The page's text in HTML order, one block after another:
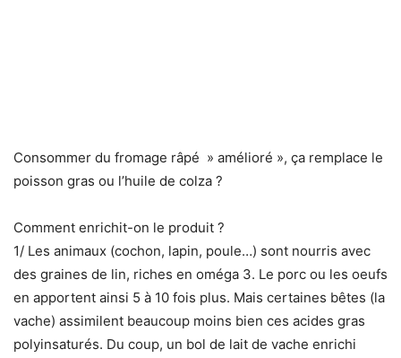
Consommer du fromage râpé » amélioré », ça remplace le
poisson gras ou l’huile de colza ?
Comment enrichit-on le produit ?
1/ Les animaux (cochon, lapin, poule…) sont nourris avec
des graines de lin, riches en oméga 3. Le porc ou les oeufs
en apportent ainsi 5 à 10 fois plus. Mais certaines bêtes (la
vache) assimilent beaucoup moins bien ces acides gras
polyinsaturés. Du coup, un bol de lait de vache enrichi